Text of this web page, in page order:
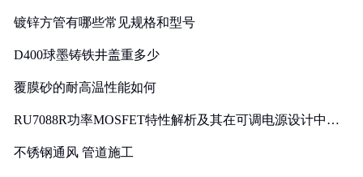
镀锌方管有哪些常见规格和型号
D400球墨铸铁井盖重多少
覆膜砂的耐高温性能如何
RU7088R功率MOSFET特性解析及其在可调电源设计中的
不锈钢通风 管道施工